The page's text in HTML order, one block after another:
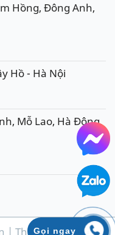
Hồng, Đông Anh,
Hồ - Hà Nội
Mỗ Lao, Hà Đông,
| Thiết kế & phát
Gọi ngay